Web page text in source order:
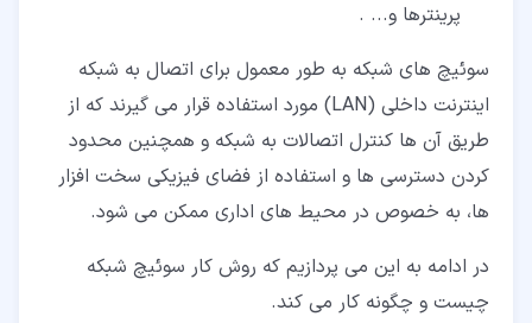
پرینترها و... .
سوئیچ های شبکه به طور معمول برای اتصال به شبکه
اینترنت داخلی (LAN) مورد استفاده قرار می گیرند که از
طریق آن ها کنترل اتصالات به شبکه و همچنین محدود
کردن دسترسی ها و استفاده از فضای فیزیکی سخت افزار
ها، به خصوص در محیط های اداری ممکن می شود.
در ادامه به این می پردازیم که روش کار سوئیچ شبکه
چیست و چگونه کار می کند.